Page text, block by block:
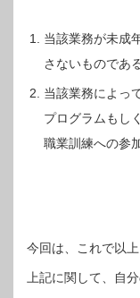
当該業務が未成
さないものであ
当該業務によっ
プログラムもし
職業訓練への参
今回は、これで以上
上記に関して、自